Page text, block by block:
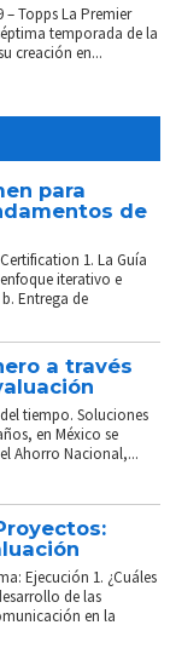
– Topps La Premier
temporada de la
creación en...
para
de
1. La Guía
iterativo e
Entrega de
a través
tiempo. Soluciones
en México se
Ahorro Nacional,...
Ejecución 1. ¿Cuáles
de las
en la